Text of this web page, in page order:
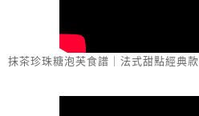
抹茶珍珠糖泡芙食譜｜法式甜點經典款